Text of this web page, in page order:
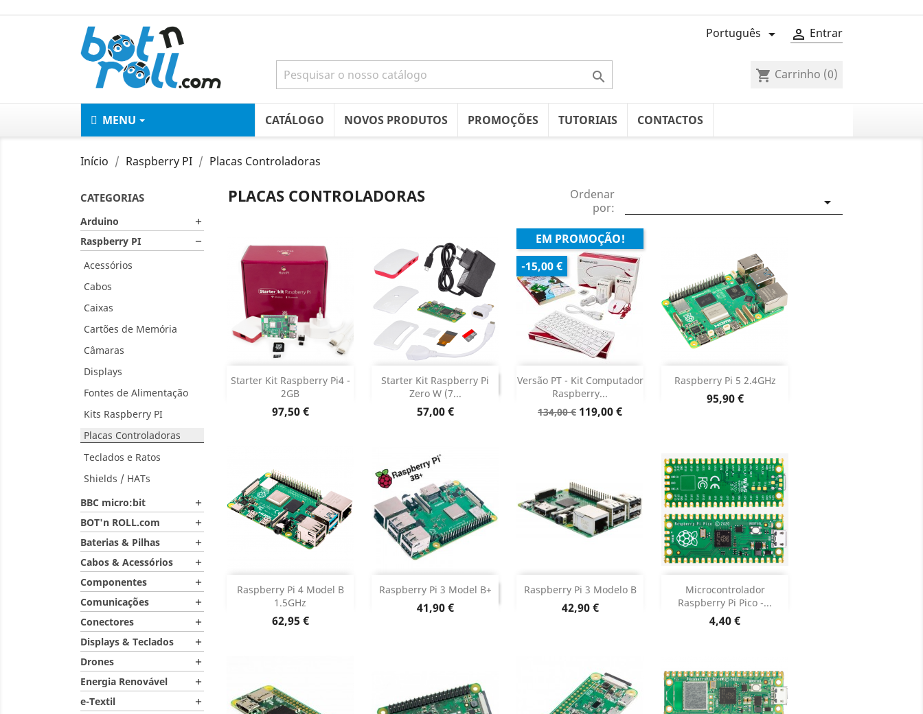
 Entrar
Português 
 shopping_cart Carrinho (0)
MENU CATÁLOGO NOVOS PRODUTOS PROMOÇÕES TUTORIAIS CONTACTOS
Início Raspberry PI Placas Controladoras
CATEGORIAS
Arduino 
Raspberry PI 
Acessórios
Cabos
Caixas
Cartões de Memória
Câmaras
Displays
Fontes de Alimentação
Kits Raspberry PI
Placas Controladoras
Teclados e Ratos
Shields / HATs
BBC micro:bit

BOT'n ROLL.com 
Baterias & Pilhas 
Cabos & Acessórios 
Componentes 
Comunicações 
Conectores 
Displays & Teclados 
Drones 
Energia Renovável 
e-Textil 
PLACAS CONTROLADORAS
Ordenar
por:

Starter Kit Raspberry Pi4 -
2GB
Preço
97,50 €
Adicionar 
Dados do produto
Starter Kit Raspberry Pi
Zero W (7...
Preço
57,00 €
DESCONTINUADO
DESCONTINUADO
Versão PT - Kit Computador
Raspberry...
Preço
134,00 € Preço
119,00 €
EM PROMOÇÃO!
-15,00 €
Adicionar 
Dados do produto
Raspberry Pi 5 2.4GHz
Preço
95,90 €
Dados do produto
Raspberry Pi 4 Model B
1.5GHz
Preço
62,95 €
Dados do produto Raspberry Pi 3 Model B+
Preço
41,90 €
DESCONTINUADO
DESCONTINUADO Raspberry Pi 3 Modelo B
Preço
42,90 €
Sem stock
Microcontrolador
Raspberry Pi Pico -...
Preço
4,40 €
Adicionar 
Dados do produto